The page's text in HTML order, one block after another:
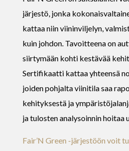
järjestö, jonka
kattaa niin viininviljelyn,
kuin johdon. Tavoitteena on
siirtymään kohti kestävää
Sertifikaatti kattaa yhteensä
joiden pohjalta viinitila saa
kehityksestä ja
ja tulosten analysoinnin hoitaa
Fair’N Green -järjestöön voit